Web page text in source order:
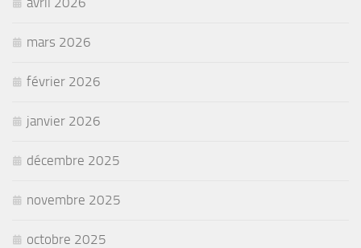
mars 2026
février 2026
janvier 2026
décembre 2025
novembre 2025
octobre 2025